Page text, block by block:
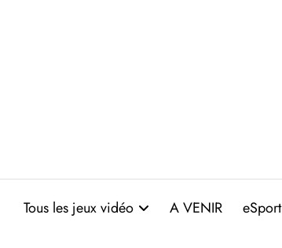
Tous les jeux vidéo A VENIR eSport